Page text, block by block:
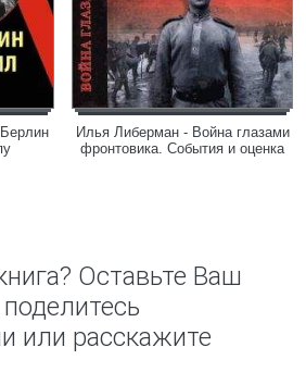
Илья Либерман - Война глазами
фронтовика. События и оценка
Оставьте Ваш
или расскажите